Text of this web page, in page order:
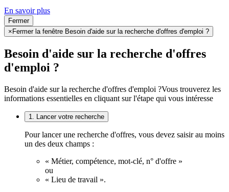
En savoir plus
Fermer
× Fermer la fenêtre Besoin d'aide sur la recherche d'offres d'emploi ?
Besoin d'aide sur la recherche d'offres
d'emploi ?
Besoin d'aide sur la recherche d'offres d'emploi ?Vous trouverez les
informations essentielles en cliquant sur l'étape qui vous intéresse
1. Lancer votre recherche
Pour lancer une recherche d'offres, vous devez saisir au moins
un des deux champs :
« Métier, compétence, mot-clé, n° d'offre »
ou
« Lieu de travail ».